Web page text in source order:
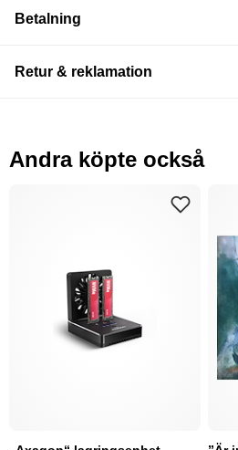
Betalning
Retur & reklamation
Andra köpte också